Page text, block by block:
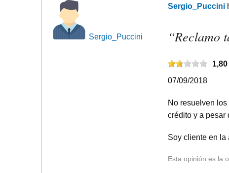
Sergio_Puccini
Sergio_Puccini
“Reclamo
1,80
07/09/2018
No resuelven
crédito y a pesar
Soy cliente en la
Esta opinión es la